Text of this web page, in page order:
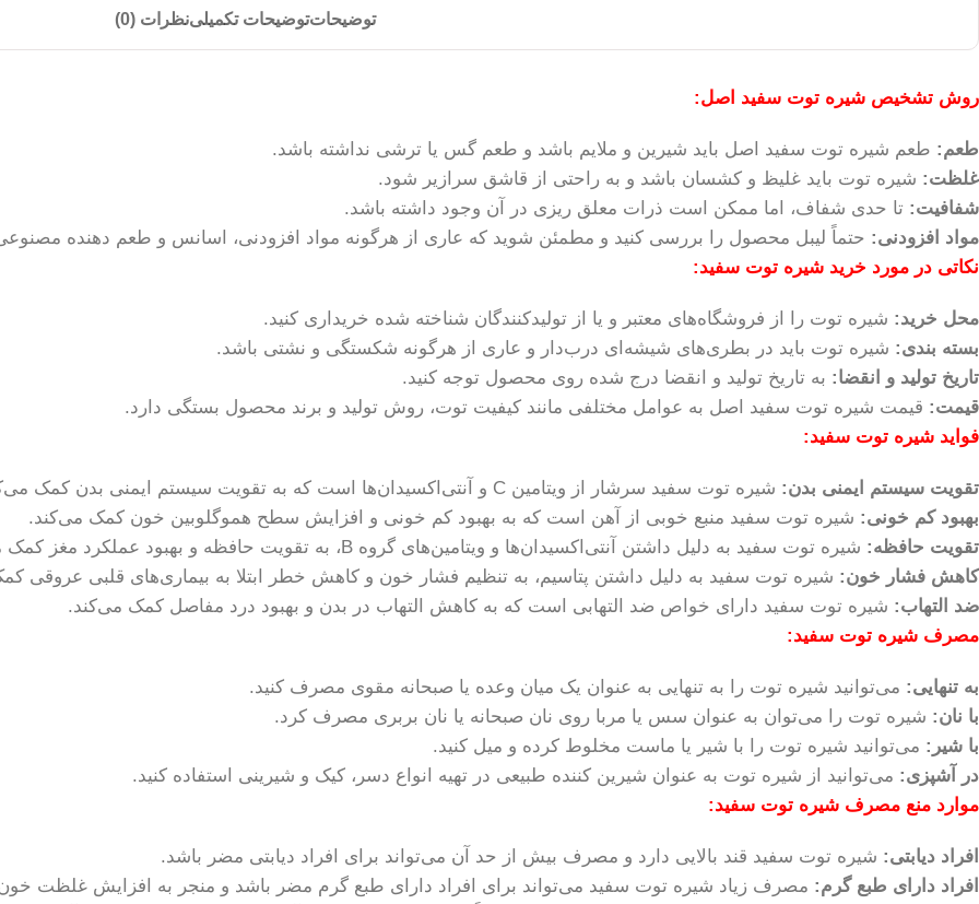
توضیحاتتوضیحات تکمیلینظرات (0)
روش تشخیص شیره توت سفید اصل:
طعم: طعم شیره توت سفید اصل باید شیرین و ملایم باشد و طعم گس یا ترشی نداشته باشد.
غلظت: شیره توت باید غلیظ و کشسان باشد و به راحتی از قاشق سرازیر شود.
شفافیت: تا حدی شفاف، اما ممکن است ذرات معلق ریزی در آن وجود داشته باشد.
مواد افزودنی: حتماً لیبل محصول را بررسی کنید و مطمئن شوید که عاری از هرگونه مواد افزودنی، اسانس و طعم دهنده
نکاتی در مورد خرید شیره توت سفید:
محل خرید: شیره توت را از فروشگاه‌های معتبر و یا از تولیدکنندگان شناخته شده خریداری کنید.
بسته بندی: شیره توت باید در بطری‌های شیشه‌ای درب‌دار و عاری از هرگونه شکستگی و نشتی باشد.
تاریخ تولید و انقضا: به تاریخ تولید و انقضا درج شده روی محصول توجه کنید.
قیمت: قیمت شیره توت سفید اصل به عوامل مختلفی مانند کیفیت توت، روش تولید و برند محصول بستگی دارد.
فواید شیره توت سفید:
تقویت سیستم ایمنی بدن: شیره توت سفید سرشار از ویتامین C و آنتی‌اکسیدان‌ها است که به تقویت سیستم ایمنی بدن کمک می‌کند.
بهبود کم خونی: شیره توت سفید منبع خوبی از آهن است که به بهبود کم خونی و افزایش سطح هموگلوبین خون کمک می‌کند.
تقویت حافظه: شیره توت سفید به دلیل داشتن آنتی‌اکسیدان‌ها و ویتامین‌های گروه B، به تقویت حافظه و بهبود عملکرد مغز کمک می‌کند.
کاهش فشار خون: شیره توت سفید به دلیل داشتن پتاسیم، به تنظیم فشار خون و کاهش خطر ابتلا به بیماری‌های قلبی عروقی
ضد التهاب: شیره توت سفید دارای خواص ضد التهابی است که به کاهش التهاب در بدن و بهبود درد مفاصل کمک می‌کند.
مصرف شیره توت سفید:
به تنهایی: می‌توانید شیره توت را به تنهایی به عنوان یک میان وعده یا صبحانه مقوی مصرف کنید.
با نان: شیره توت را می‌توان به عنوان سس یا مربا روی نان صبحانه یا نان بربری مصرف کرد.
با شیر: می‌توانید شیره توت را با شیر یا ماست مخلوط کرده و میل کنید.
در آشپزی: می‌توانید از شیره توت به عنوان شیرین کننده طبیعی در تهیه انواع دسر، کیک و شیرینی استفاده کنید.
موارد منع مصرف شیره توت سفید:
افراد دیابتی: شیره توت سفید قند بالایی دارد و مصرف بیش از حد آن می‌تواند برای افراد دیابتی مضر باشد.
افراد دارای طبع گرم: مصرف زیاد شیره توت سفید می‌تواند برای افراد دارای طبع گرم مضر باشد و منجر به افزایش غلظت